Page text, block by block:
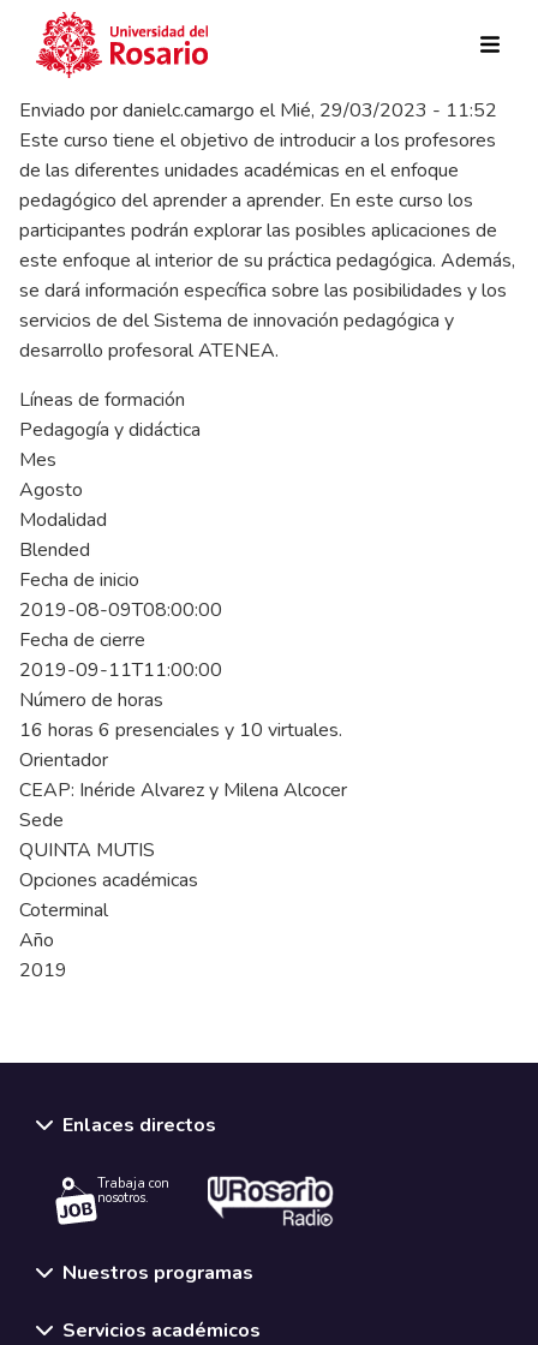
Pasar al contenido principal
Enviado pordanielc.camargo elMié, 29/03/2023 - 11:52
Este curso tiene el objetivo de introducir a los profesores
de las diferentes unidades académicas en el enfoque
pedagógico del aprender a aprender. En este curso los
participantes podrán explorar las posibles aplicaciones de
este enfoque al interior de su práctica pedagógica. Además,
se dará información específica sobre las posibilidades y los
servicios de del Sistema de innovación pedagógica y
desarrollo profesoral ATENEA.
Líneas de formación
Pedagogía y didáctica
Mes
Agosto
Modalidad
Blended
Fecha de inicio
2019-08-09T08:00:00
Fecha de cierre
2019-09-11T11:00:00
Número de horas
16 horas 6 presenciales y 10 virtuales.
Orientador
CEAP: Inéride Alvarez y Milena Alcocer
Sede
QUINTA MUTIS
Opciones académicas
Coterminal
Año
2019
Enlaces directos
Trabaja con
nosotros.
Nuestros programas
Servicios académicos